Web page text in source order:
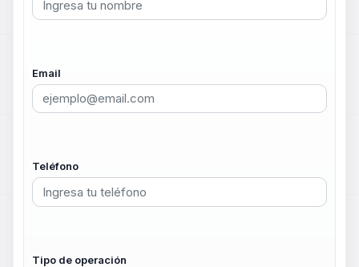
Email
Teléfono
Tipo de operación